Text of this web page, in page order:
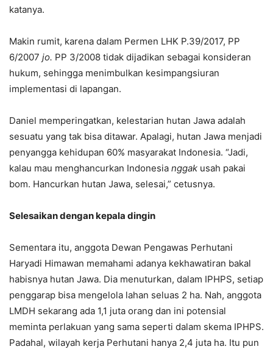
katanya.
Makin rumit, karena dalam Permen LHK P.39/2017, PP
6/2007 jo. PP 3/2008 tidak dijadikan sebagai konsideran
hukum, sehingga menimbulkan kesimpangsiuran
implementasi di lapangan.
Daniel memperingatkan, kelestarian hutan Jawa adalah
sesuatu yang tak bisa ditawar. Apalagi, hutan Jawa menjadi
penyangga kehidupan 60% masyarakat Indonesia. “Jadi,
kalau mau menghancurkan Indonesia nggak usah pakai
bom. Hancurkan hutan Jawa, selesai,” cetusnya.
Selesaikan dengan kepala dingin
Sementara itu, anggota Dewan Pengawas Perhutani
Haryadi Himawan memahami adanya kekhawatiran bakal
habisnya hutan Jawa. Dia menuturkan, dalam IPHPS, setiap
penggarap bisa mengelola lahan seluas 2 ha. Nah, anggota
LMDH sekarang ada 1,1 juta orang dan ini potensial
meminta perlakuan yang sama seperti dalam skema IPHPS.
Padahal, wilayah kerja Perhutani hanya 2,4 juta ha. Itu pun